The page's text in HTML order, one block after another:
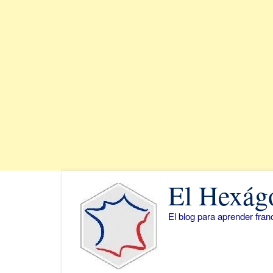
El
El blog para aprender